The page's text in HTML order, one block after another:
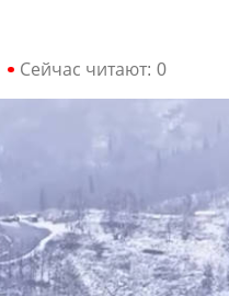
Сейчас читают: 0